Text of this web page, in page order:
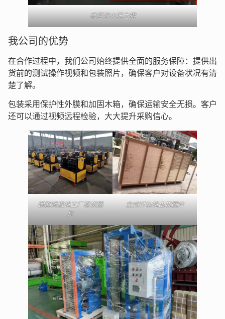
高温淬火压力辊
我公司的优势
在合作过程中，我们公司始终提供全面的服务保障：提供出
货前的测试操作视频和包装照片，确保客户对设备状况有清
楚了解。
包装采用保护性外膜和加固木箱，确保运输安全无损。客户
还可以通过视频远程检验，大大提升采购信心。
钢筋矫直机工厂现货图
片
立式打包机出货图片